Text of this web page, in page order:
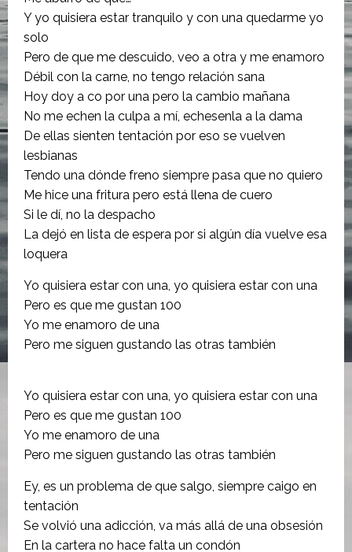
Y yo quisiera estar tranquilo y con una quedarme yo
solo
Pero de que me descuido, veo a otra y me enamoro
Débil con la carne, no tengo relación sana
Hoy doy a co por una pero la cambio mañana
No me echen la culpa a mí, echesenla a la dama
De ellas sienten tentación por eso se vuelven
lesbianas
Tendo una dónde freno siempre pasa que no quiero
Me hice una fritura pero está llena de cuero
Si le dí, no la despacho
La dejó en lista de espera por si algún día vuelve esa
loquera
Yo quisiera estar con una, yo quisiera estar con una
Pero es que me gustan 100
Yo me enamoro de una
Pero me siguen gustando las otras también
Yo quisiera estar con una, yo quisiera estar con una
Pero es que me gustan 100
Yo me enamoro de una
Pero me siguen gustando las otras también
Ey, es un problema de que salgo, siempre caigo en
tentación
Se volvió una adicción, va más allá de una obsesión
En la cartera no hace falta un condón